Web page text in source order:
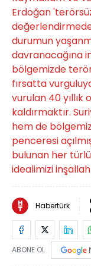
Erdoğan
değerlendirmede
durumun
davranacağına
bölgemizde
fırsatta
vurulan 40
kaldırmaktır.
hem de
penceresi
bulunan her
idealimizi
Habertürk
ABONE OL